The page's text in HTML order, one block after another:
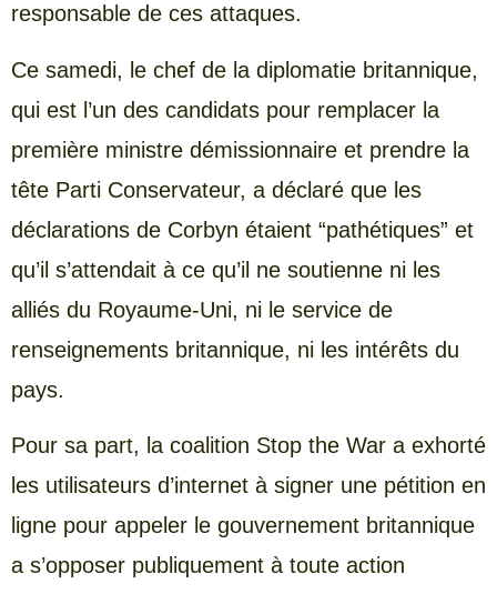
responsable de ces attaques.
Ce samedi, le chef de la diplomatie britannique,
qui est l’un des candidats pour remplacer la
première ministre démissionnaire et prendre la
tête Parti Conservateur, a déclaré que les
déclarations de Corbyn étaient “pathétiques” et
qu’il s’attendait à ce qu’il ne soutienne ni les
alliés du Royaume-Uni, ni le service de
renseignements britannique, ni les intérêts du
pays.
Pour sa part, la coalition Stop the War a exhorté
les utilisateurs d’internet à signer une pétition en
ligne pour appeler le gouvernement britannique
a s’opposer publiquement à toute action